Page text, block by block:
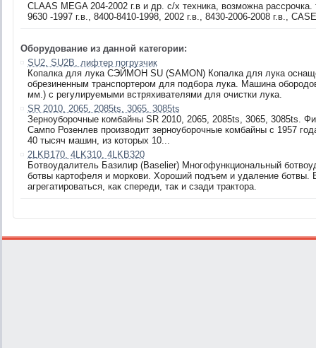
CLAAS MEGA 204-2002 г.в и др. с/х техника, возможна
9630 -1997 г.в., 8400-8410-1998, 2002 г.в., 8430-2006-2008 г.в.,
Оборудование из данной категории:
SU2, SU2B, лифтер погрузчик
Копалка для лука СЭЙМОН SU (SAMON) Копалка для лука
обрезиненным транспортером для подбора лука. Машина
мм.) с регулируемыми встряхивателями для очистки лука.
SR 2010, 2065, 2085ts, 3065, 3085ts
Зерноуборочные комбайны SR 2010, 2065, 2085ts, 3065, 3085ts.
Сампо Розенлев производит зерноуборочные комбайны с 1957
40 тысяч машин, из которых 10...
2LKB170, 4LK310, 4LKB320
Ботвоудалитель Базилир (Baselier) Многофункциональный
ботвы картофеля и моркови. Хороший подъем и удаление
агрегатироваться, как спереди, так и сзади трактора.